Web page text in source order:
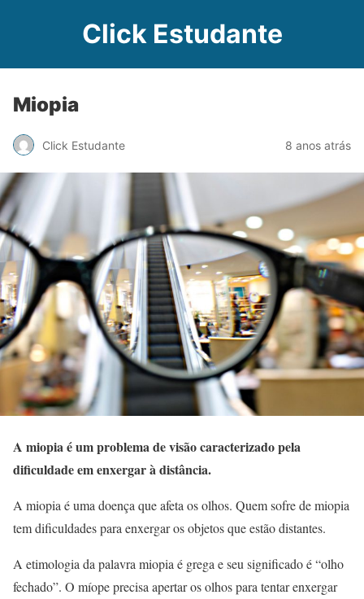
Click Estudante
Miopia
Click Estudante 8 anos atrás
A miopia é um problema de visão caracterizado pela
dificuldade em enxergar à distância.
A miopia é uma doença que afeta os olhos. Quem sofre de miopia
tem dificuldades para enxergar os objetos que estão distantes.
A etimologia da palavra miopia é grega e seu significado é “olho
fechado”. O míope precisa apertar os olhos para tentar enxergar